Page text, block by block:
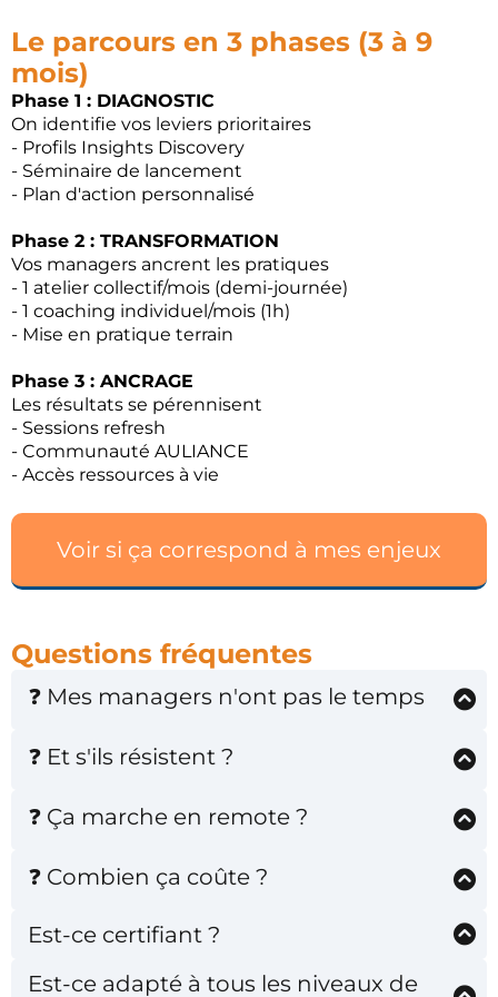
Le parcours en 3 phases (3 à 9
mois)
Phase 1 : DIAGNOSTIC
On identifie vos leviers prioritaires
- Profils Insights Discovery
- Séminaire de lancement
- Plan d'action personnalisé
Phase 2 : TRANSFORMATION
Vos managers ancrent les pratiques
- 1 atelier collectif/mois (demi-journée)
- 1 coaching individuel/mois (1h)
- Mise en pratique terrain
Phase 3 : ANCRAGE
Les résultats se pérennisent
- Sessions refresh
- Communauté AULIANCE
- Accès ressources à vie
Voir si ça correspond à mes enjeux
Questions fréquentes
❓ Mes managers n'ont pas le temps
6ème mois
❓ Et s'ils résistent ?
besoin)
❓ Ça marche en remote ?
mêmes résultats
❓ Combien ça coûte ?
Nombre de participants
Est-ce certifiant ?
fait le choix d’un format pragmatique, orienté
Est-ce adapté à tous les niveaux de